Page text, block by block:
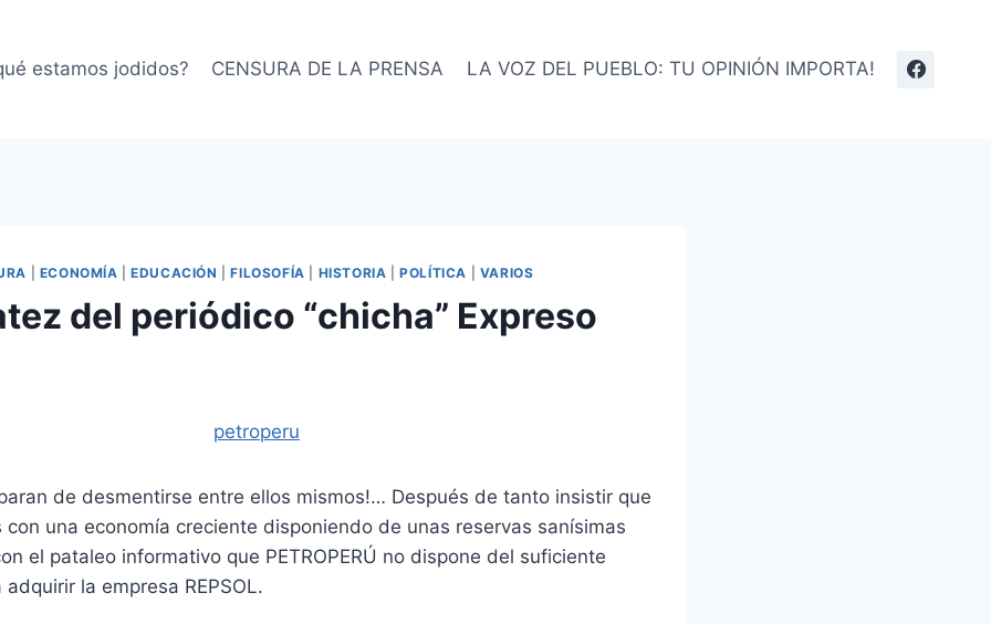
estamos jodidos? CENSURA DE LA PRENSA LA VOZ DEL PUEBLO: TU OPINIÓN IMPORTA!
ECONOMÍA |EDUCACIÓN |FILOSOFÍA HISTORIA |POLÍTICA VARIOS
del periódico “chicha” Expreso
de desmentirse entre ellos mismos!… Después de tanto insistir que
con una economía creciente disponiendo de unas reservas sanísimas
el pataleo informativo que PETROPERÚ no dispone del suficiente
la empresa REPSOL.